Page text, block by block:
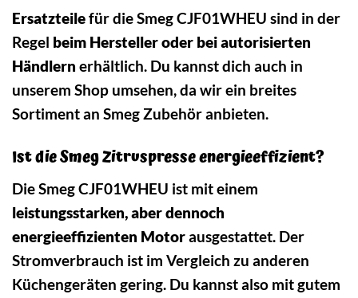
Ersatzteilefür die Smeg CJF01WHEU sind in der
Regel beim Hersteller oder bei autorisierten
Händlern erhältlich. Du kannst dich auch in
unserem Shop umsehen, da wir ein breites
Sortiment an Smeg Zubehör anbieten.
Ist die Smeg Zitruspresse energieeffizient?
Die Smeg CJF01WHEU ist mit einem
leistungsstarken, aber dennoch
energieeffizienten Motorausgestattet. Der
Stromverbrauch ist im Vergleich zu anderen
Küchengeräten gering. Du kannst also mit gutem